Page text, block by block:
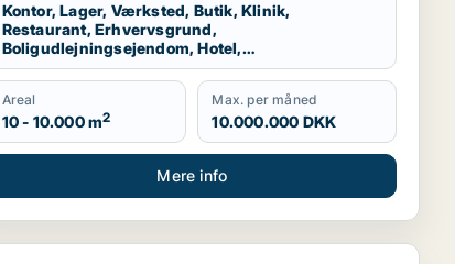
Kontor, Lager, Værksted, Butik, Klinik,
Restaurant, Erhvervsgrund,
Boligudlejningsejendom, Hotel,
Produktionslokaler, Garage
Areal
10 - 10.000 m2
Max. per måned
10.000.000 DKK
Mere info